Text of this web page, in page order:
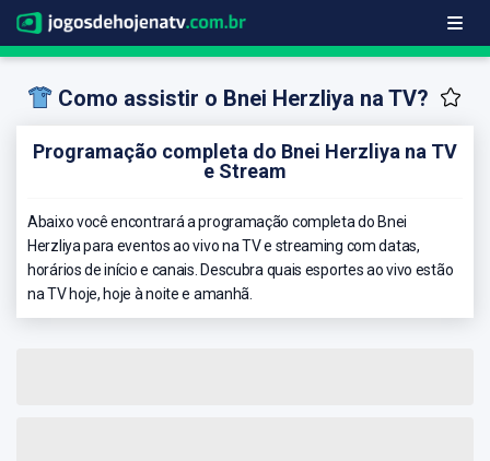
Como assistir o Bnei Herzliya na TV?
Programação completa do Bnei Herzliya na TV
e Stream
Abaixo você encontrará a programação completa do Bnei
Herzliya para eventos ao vivo na TV e streaming com datas,
horários de início e canais. Descubra quais esportes ao vivo estão
na TV hoje, hoje à noite e amanhã.